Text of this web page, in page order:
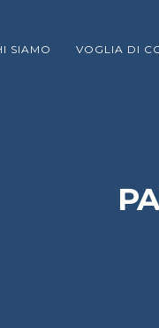
SIAMO VOGLIA DI